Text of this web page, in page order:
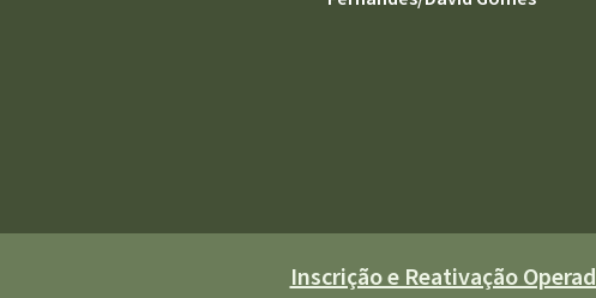
Inscrição e Reativação